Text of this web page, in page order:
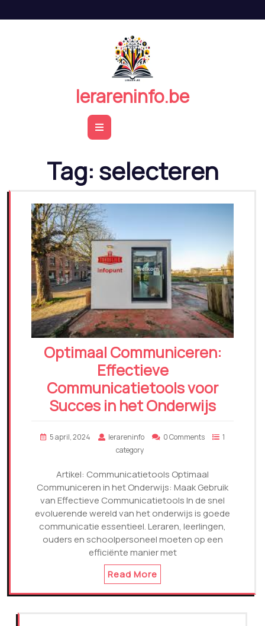
de
lerareninfo.be
Open
Tag: selecteren
Optimaal Communiceren:
Effectieve
Communicatietools voor
Succes in het Onderwijs
5 april, 2024 lerareninfo 0 Comments
1
category
Artikel: Communicatietools Optimaal
Communiceren in het Onderwijs: Maak Gebruik
van Effectieve Communicatietools In de snel
evoluerende wereld van het onderwijs is goede
communicatie essentieel. Leraren, leerlingen,
ouders en schoolpersoneel moeten op een
efficiënte manier met
Read More